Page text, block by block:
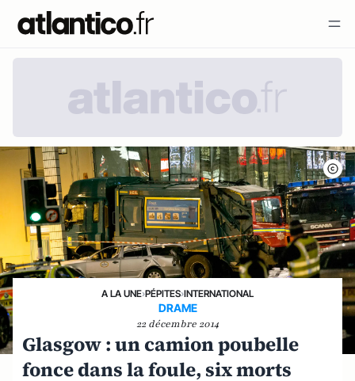
A LA UNE›PÉPITES›INTERNATIONAL
DRAME
22 décembre 2014
Glasgow : un camion poubelle
fonce dans la foule, six morts